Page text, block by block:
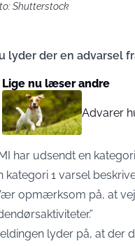
Shutterstock
lyder der en advarsel
Lige nu læser andre
Advarer
har udsendt en
kategori 1 varsel
opmærksom på, at
lyder på, at der